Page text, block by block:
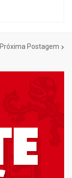
Próxima Postagem